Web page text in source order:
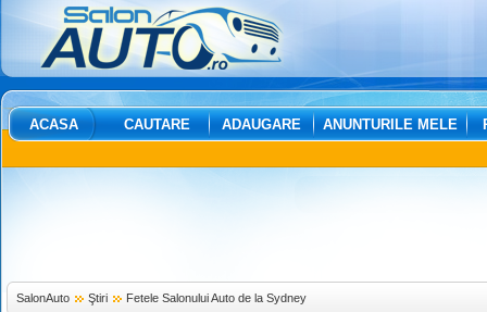
ACASA CAUTARE ADAUGARE ANUNTURILE MELE
SalonAuto Ştiri Fetele Salonului Auto de la Sydney